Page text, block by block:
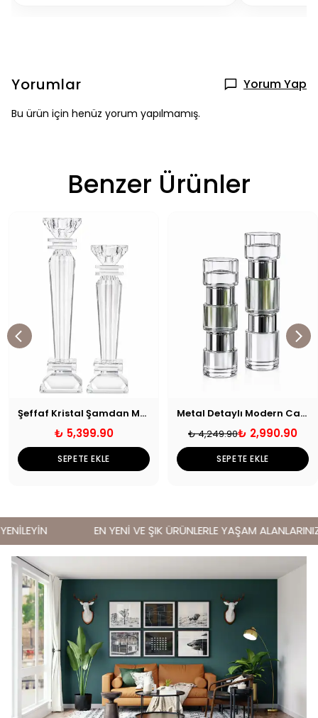
Yorumlar Yorum Yap
Bu ürün için henüz yorum yapılmamış.
Benzer Ürünler
Şeffaf Kristal Şamdan Mumluk
₺ 5,399.90
SEPETE EKLE
Metal Detaylı Modern Cam Mumluk Gümüş
₺ 4,249.90₺ 2,990.90
SEPETE EKLE
EN YENİ VE ŞIK ÜRÜNLERLE YAŞAM ALANLARINIZI